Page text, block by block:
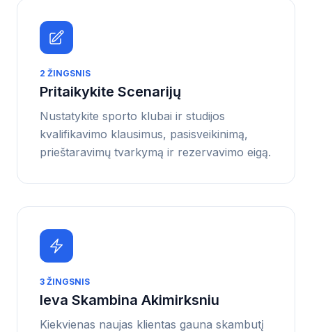
2 ŽINGSNIS
Pritaikykite Scenarijų
Nustatykite sporto klubai ir studijos
kvalifikavimo klausimus, pasisveikinimą,
prieštaravimų tvarkymą ir rezervavimo eigą.
3 ŽINGSNIS
Ieva Skambina Akimirksniu
Kiekvienas naujas klientas gauna skambutį